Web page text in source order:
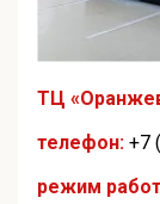
ТЦ
телефон: +7
режим